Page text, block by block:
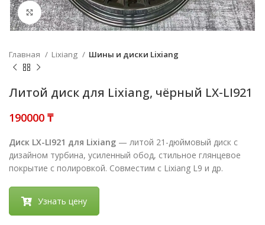
Нажмите, чтобы увеличить
Главная Lixiang Шины и диски Lixiang
Литой диск для Lixiang, чёрный LX-LI921
₸
Диск LX-LI921 для Lixiang — литой 21-дюймовый диск с
дизайном турбина, усиленный обод, стильное глянцевое
покрытие с полировкой. Совместим с Lixiang L9 и др.
Узнать цену